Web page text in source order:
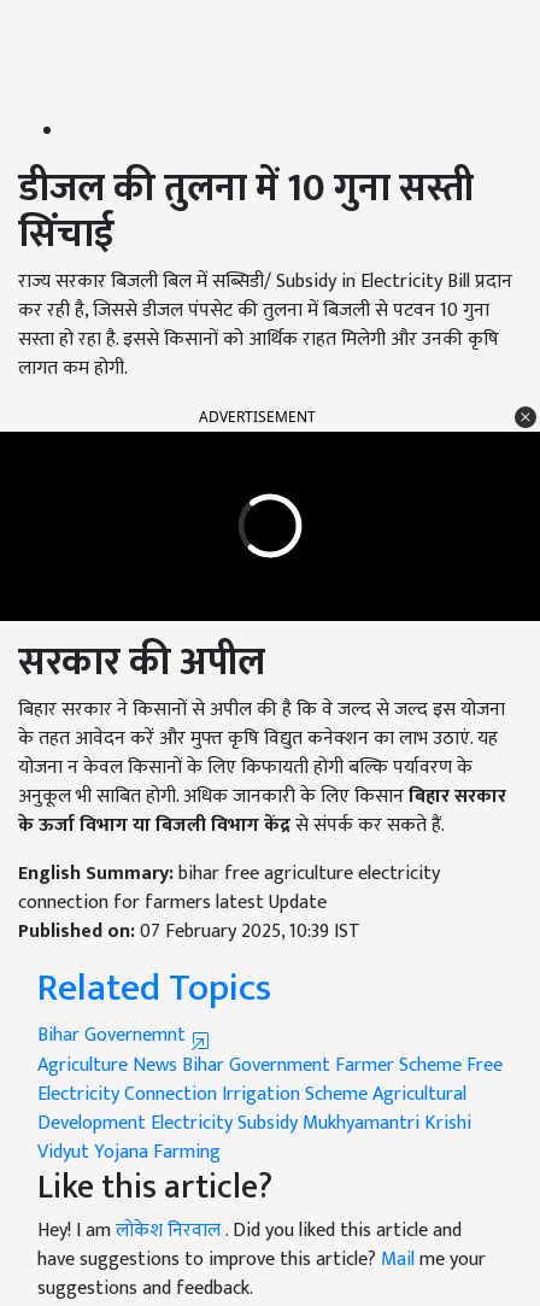
डीजल की तुलना में10गुना सस्ती
सिंचाई
राज्य सरकार बिजली बिल में सब्सिडी/ Subsidy in Electricity Bill प्रदान
कर रही है, जिससे डीजल पंपसेट की तुलना में बिजली से पटवन 10 गुना
सस्ता हो रहा है. इससे किसानों को आर्थिक राहत मिलेगी और उनकी कृषि
लागत कम होगी.
ADVERTISEMENT
सरकार की अपील
बिहार सरकार ने किसानों से अपील की है कि वे जल्द से जल्द इस योजना
के तहत आवेदन करें और मुफ्त कृषि विद्युत कनेक्शन का लाभ उठाएं. यह
योजना न केवल किसानों के लिए किफायती होगी बल्कि पर्यावरण के
अनुकूल भी साबित होगी. अधिक जानकारी के लिए किसानबिहार सरकार
के ऊर्जा विभाग या बिजली विभाग केंद्रसे संपर्क कर सकते हैं.
English Summary:bihar free agriculture electricity
connection for farmers latest Update
Published on:07 February 2025, 10:39 IST
Related Topics
Bihar Governemnt
Agriculture News Bihar GovernmentFarmer SchemeFree
Electricity ConnectionIrrigation SchemeAgricultural
DevelopmentElectricity SubsidyMukhyamantri Krishi
Vidyut YojanaFarming
Like this article?
Hey! I amलोकेश निरवाल. Did you liked this article and
have suggestions to improve this article? Mailme your
suggestions and feedback.